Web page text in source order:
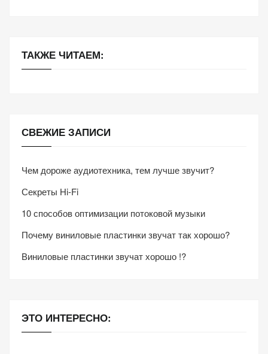
ТАКЖЕ ЧИТАЕМ:
СВЕЖИЕ ЗАПИСИ
Чем дороже аудиотехника, тем лучше звучит?
Секреты Hi-Fi
10 способов оптимизации потоковой музыки
Почему виниловые пластинки звучат так хорошо?
Виниловые пластинки звучат хорошо !?
ЭТО ИНТЕРЕСНО: